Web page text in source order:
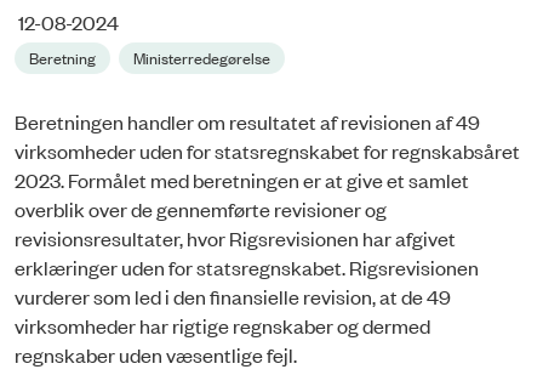
12-08-2024
Beretning Ministerredegørelse
Beretningen handler om resultatet af revisionen af 49
virksomheder uden for statsregnskabet for regnskabsåret
2023. Formålet med beretningen er at give et samlet
overblik over de gennemførte revisioner og
revisionsresultater, hvor Rigsrevisionen har afgivet
erklæringer uden for statsregnskabet. Rigsrevisionen
vurderer som led i den finansielle revision, at de 49
virksomheder har rigtige regnskaber og dermed
regnskaber uden væsentlige fejl.